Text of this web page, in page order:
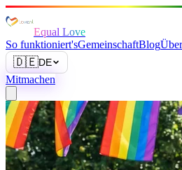
Equal Love
So funktioniert'sGemeinschaftBlog
🇩🇪DE
Mitmachen